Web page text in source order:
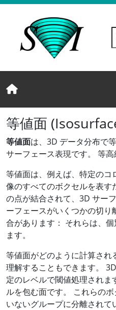
等値面
等値面は、3D データ分布で
サーフェース表現です。 等高
等値面は、例えば、特定の
像のすべてのボクセルを表す
の点が結合されて、3D サー
ーフェースがいくつかの切
合があります： それらは、
ます。
等値面がどのように計算さ
理解することもできます。
定のレベルで閾値処理され
ルを包む面です。 これらの
いないグループに分離され